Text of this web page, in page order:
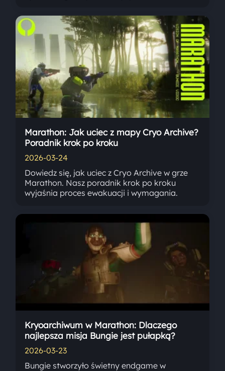
Marathon: Jak uciec z mapy Cryo Archive?
Poradnik krok po kroku
2026-03-24
Dowiedz się, jak uciec z Cryo Archive w grze
Marathon. Nasz poradnik krok po kroku
wyjaśnia proces ewakuacji i wymagania.
Kryoarchiwum w Marathon: Dlaczego
najlepsza misja Bungie jest pułapką?
2026-03-23
Bungie stworzyło świetny endgame w